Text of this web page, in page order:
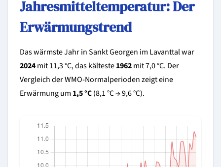
Jahresmitteltemperatur: Der
Erwärmungstrend
Das wärmste Jahr in Sankt Georgen im Lavanttal war
2024mit 11,3 °C, das kälteste1962mit 7,0 °C. Der
Vergleich der WMO-Normalperioden zeigt eine
Erwärmung um 1,5 °C(8,1 °C → 9,6 °C).